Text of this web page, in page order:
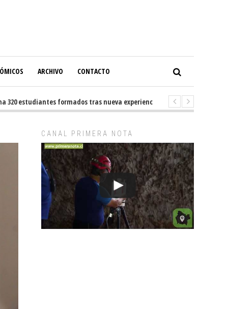
ARCHIVO CONTACTO
estudiantes formados tras nueva experiencia internacional en Buenos
CANAL PRIMERA NOTA